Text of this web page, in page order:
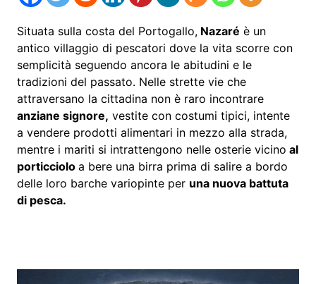
Situata sulla costa del Portogallo,Nazaré è un
antico villaggio di pescatori dove la vita scorre con
semplicità seguendo ancora le abitudini e le
tradizioni del passato. Nelle strette vie che
attraversano la cittadina non è raro incontrare
anziane signore, vestite con costumi tipici, intente
a vendere prodotti alimentari in mezzo alla strada,
mentre i mariti si intrattengono nelle osterie vicino al
porticciolo a bere una birra prima di salire a bordo
delle loro barche variopinte per una nuova battuta
di pesca.